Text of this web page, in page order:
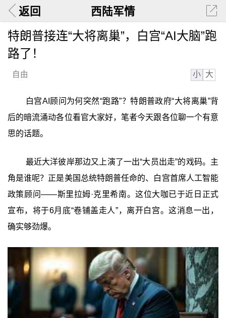
返回 西陆军情
特朗普接连“大将离巢”，白宫“AI大脑”跑
路了！
自由 小 大
白宫AI顾问为何突然“跑路”？特朗普政府“大将离巢”背
后的暗流涌动各位看官大家好，笔者今天跟各位聊一个有意
思的话题。
最近大洋彼岸那边又上演了一出“大员出走”的戏码。主
角是谁呢？正是美国总统特朗普任命的、白宫首席人工智能
政策顾问——斯里拉姆·克里希南。这位大咖已于近日正式
宣布，将于6月底“卷铺盖走人”，离开白宫。这消息一出，
确实够劲爆。